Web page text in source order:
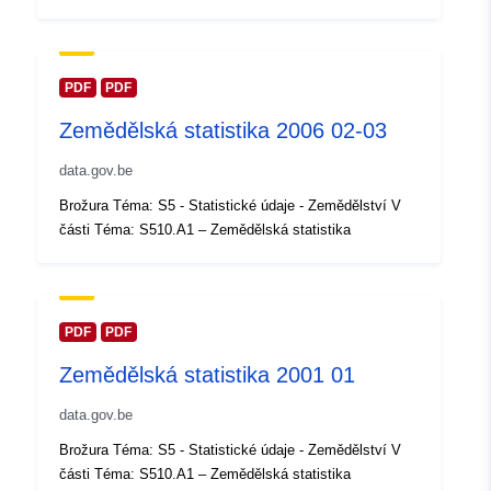
[ 6.41, 51.51 ], [ 6.41, 49.49 ],
Typ: Polygon
uriRef:
Přístupová práva:
Časové pokrytí:
01 January 2006
PDF PDF
Zemědělská statistika 2006 02-03
data.gov.be
Brožura Téma: S5 - Statistické údaje - Zemědělství V
části Téma: S510.A1 – Zemědělská statistika
PDF PDF
Zemědělská statistika 2001 01
data.gov.be
Brožura Téma: S5 - Statistické údaje - Zemědělství V
části Téma: S510.A1 – Zemědělská statistika